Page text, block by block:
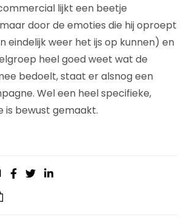
lijkt een beetje
door de emoties die hij oproept
eindelijk weer het ijs op kunnen) en
heel goed weet wat de
bedoelt, staat er alsnog een
Wel een heel specifieke,
is bewust gemaakt.